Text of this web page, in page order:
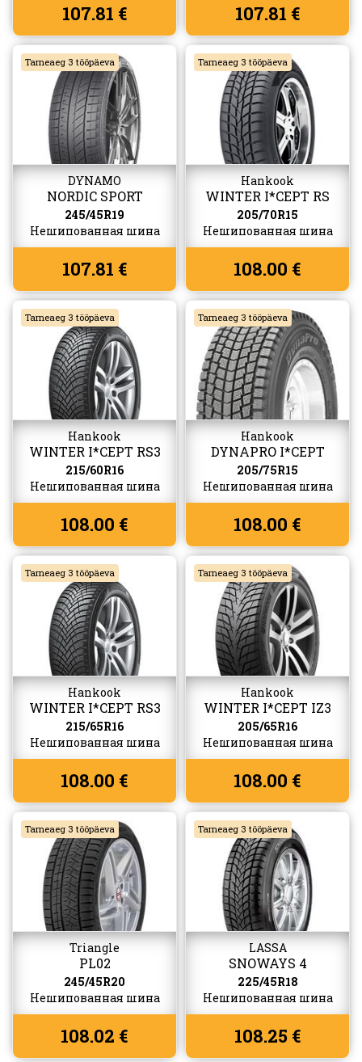
107.81 € 107.81 €
Tarneaeg 3 tööpäeva
DYNAMO
NORDIC SPORT
245/45R19
Нешипованная шина
107.81 €
Tarneaeg 3 tööpäeva
Hankook
WINTER I*CEPT RS
(W442)
205/70R15
Нешипованная шина
108.00 €
Tarneaeg 3 tööpäeva
Hankook
WINTER I*CEPT RS3
(W462)
215/60R16
Нешипованная шина
108.00 €
Tarneaeg 3 tööpäeva
Hankook
DYNAPRO I*CEPT
(RW08)
205/75R15
Нешипованная шина
108.00 €
Tarneaeg 3 tööpäeva
Hankook
WINTER I*CEPT RS3
(W462)
215/65R16
Нешипованная шина
108.00 €
Tarneaeg 3 tööpäeva
Hankook
WINTER I*CEPT IZ3
(W636)
205/65R16
Нешипованная шина
108.00 €
Tarneaeg 3 tööpäeva
Triangle
PL02
245/45R20
Нешипованная шина
108.02 €
Tarneaeg 3 tööpäeva
LASSA
SNOWAYS 4
225/45R18
Нешипованная шина
108.25 €